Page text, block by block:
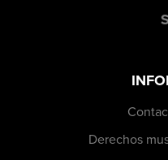
Derechos